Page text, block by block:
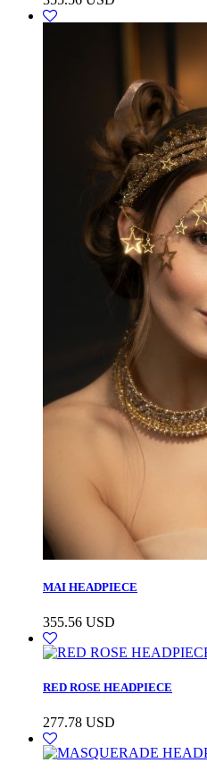
MAI HEADPIECE
355.56 USD
RED ROSE HEADPIECE
277.78 USD